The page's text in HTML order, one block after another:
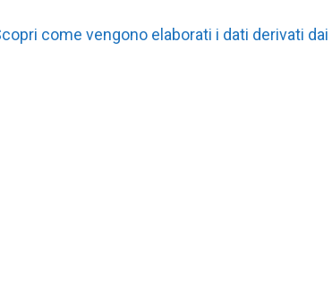
come vengono elaborati i dati derivati dai